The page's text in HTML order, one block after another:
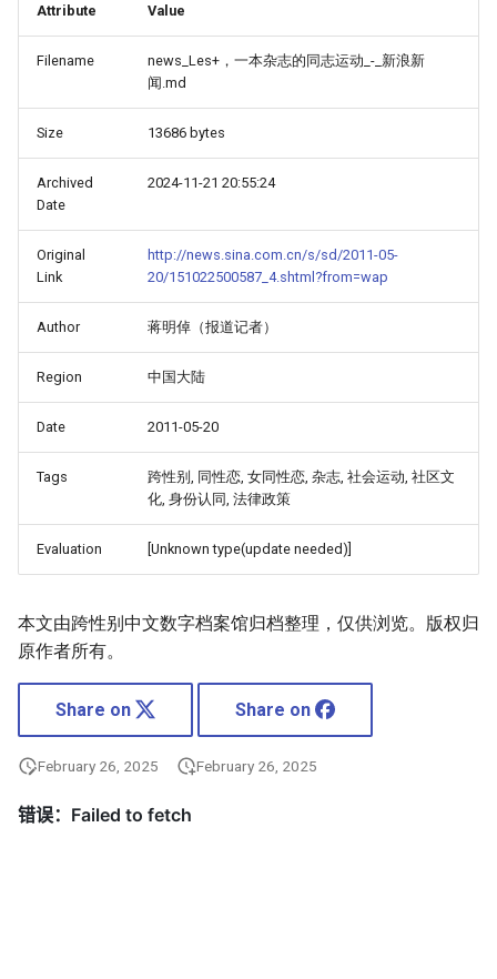
Attribute Value
Filename
news_Les+，一本杂志的同志运动_-_新浪新
闻.md
Size 13686 bytes
Archived
Date
2024-11-21 20:55:24
Original
Link
http://news.sina.com.cn/s/sd/2011-05-
20/151022500587_4.shtml?from=wap
Author 蒋明倬（报道记者）
Region 中国大陆
Date 2011-05-20
Tags
跨性别, 同性恋, 女同性恋, 杂志, 社会运动, 社区文
化, 身份认同, 法律政策
Evaluation [Unknown type(update needed)]
本文由跨性别中文数字档案馆归档整理，仅供浏览。版权归
原作者所有。
Share on Share on
February 26, 2025 February 26, 2025